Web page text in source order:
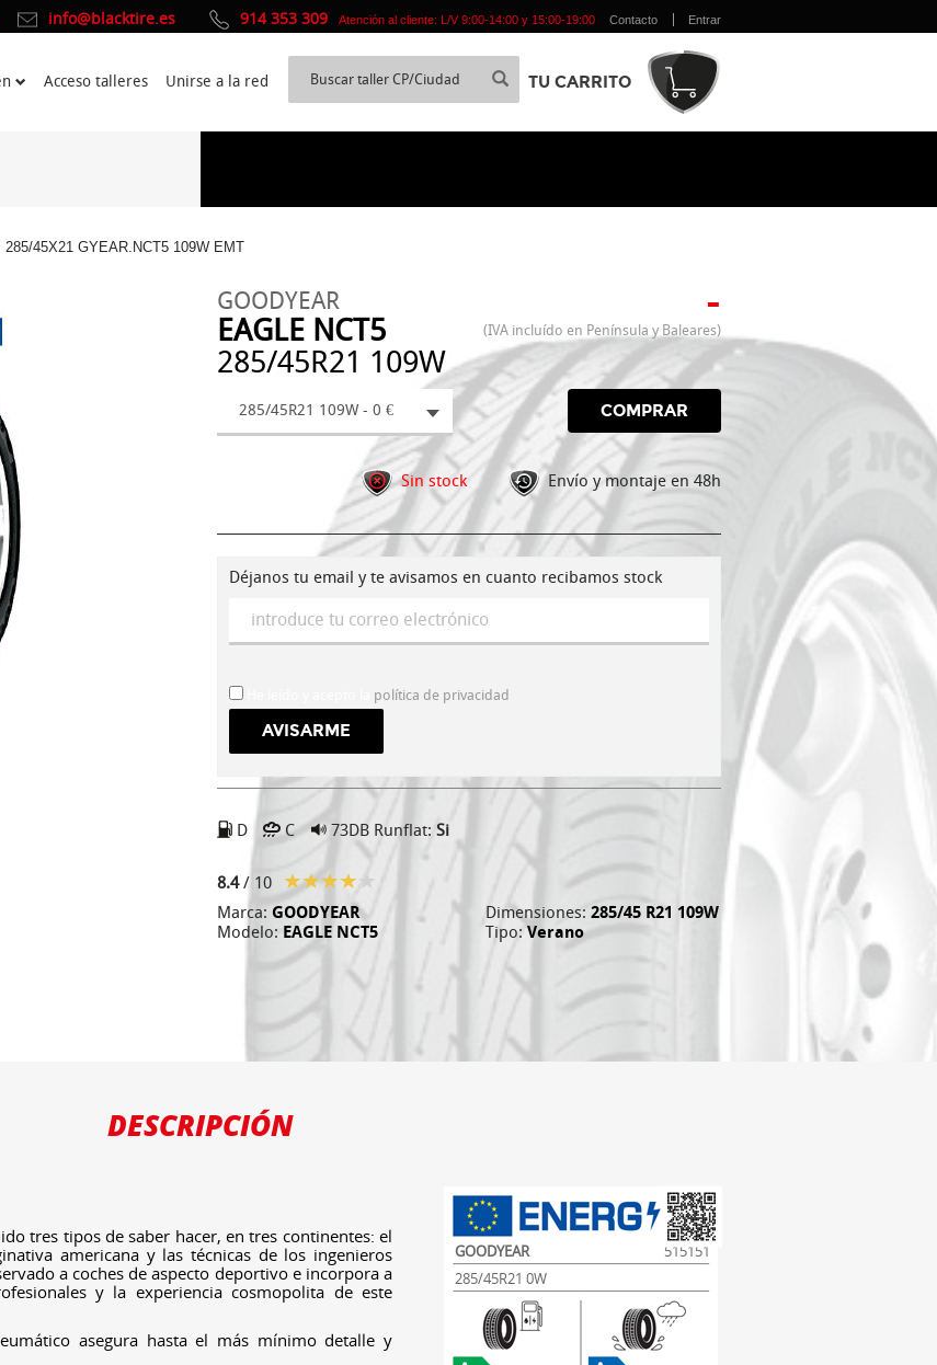
285/45X21 GYEAR.NCT5 109W EMT
GOODYEAR
EAGLE NCT5
285/45R21 109W
-
(IVA incluído en Península y Baleares)
285/45R21 109W - 0 € COMPRAR
Sin stock Envío y montaje en 48h
Déjanos tu email y te avisamos en cuanto recibamos stock
política de privacidad
D C 73DB Runflat: Si
8.4/ 10
Marca: GOODYEAR
Modelo: EAGLE NCT5
Dimensiones: 285/45 R21 109W
Tipo:Verano
DESCRIPCIÓN
tres tipos de saber hacer, en tres continentes: el
americana y las técnicas de los ingenieros
a coches de aspecto deportivo e incorpora a
y la experiencia cosmopolita de este
asegura hasta el más mínimo detalle y
GOODYEAR
515151
285/45R21 0W
info@blacktire.es 914 353 309 Atención al cliente: L/V 9:00-14:00 y 15:00-19:00 Contacto Entrar
Acceso talleres Unirse a la red TU CARRITO